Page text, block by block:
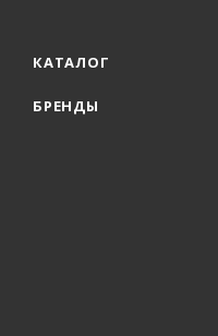
КАТАЛОГ
БРЕНДЫ